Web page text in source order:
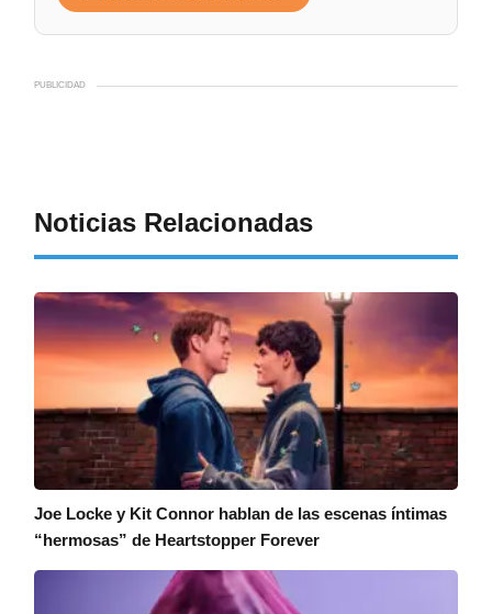
PUBLICIDAD
Noticias Relacionadas
Joe Locke y Kit Connor hablan de las escenas íntimas
“hermosas” de Heartstopper Forever